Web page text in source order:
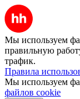
Мы используем
правильную
трафик.
Правила
Мы используем
файлов cookie